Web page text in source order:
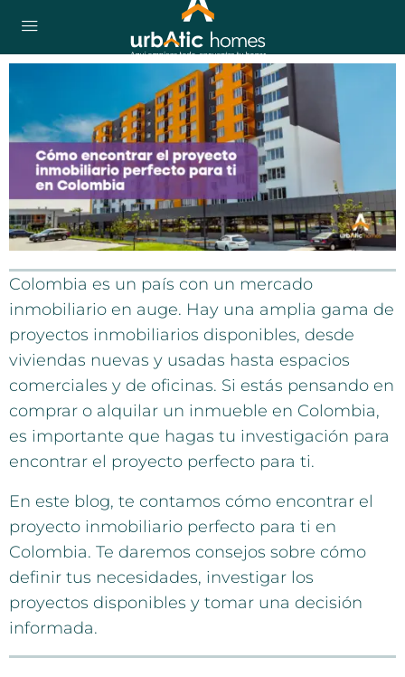
Colombia es un país con un mercado
inmobiliario en auge. Hay una amplia gama de
proyectos inmobiliarios disponibles, desde
viviendas nuevas y usadas hasta espacios
comerciales y de oficinas. Si estás pensando en
comprar o alquilar un inmueble en Colombia,
es importante que hagas tu investigación para
encontrar el proyecto perfecto para ti.
En este blog, te contamos cómo encontrar el
proyecto inmobiliario perfecto para ti en
Colombia. Te daremos consejos sobre cómo
definir tus necesidades, investigar los
proyectos disponibles y tomar una decisión
informada.